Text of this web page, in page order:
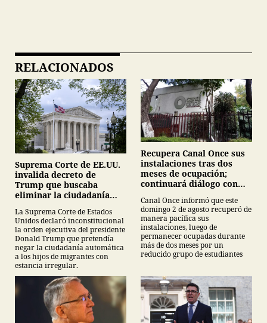
RELACIONADOS
Suprema Corte de EE.UU.
invalida decreto de
Trump que buscaba
eliminar la ciudadanía
La Suprema Corte de Estados
Unidos declaró inconstitucional
la orden ejecutiva del presidente
Donald Trump que pretendía
negar la ciudadanía automática
a los hijos de migrantes con
estancia irregular.
Recupera Canal Once sus
instalaciones tras dos
meses de ocupación;
continuará diálogo con
Canal Once informó que este
domingo 2 de agosto recuperó de
manera pacífica sus
instalaciones, luego de
permanecer ocupadas durante
más de dos meses por un
reducido grupo de estudiantes